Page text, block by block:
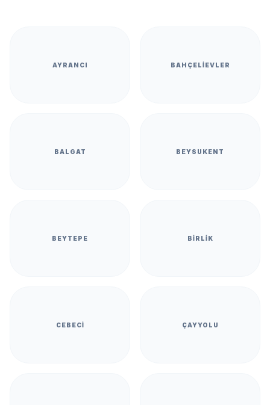
AYRANCI BAHÇELIEVLER
BALGAT BEYSUKENT
BEYTEPE BIRLIK
CEBECI ÇAYYOLU